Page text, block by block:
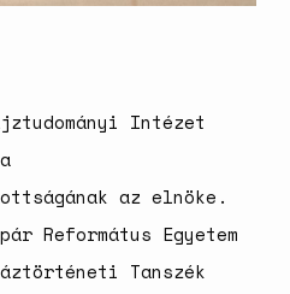
Intézet
az elnöke.
Református Egyetem
Tanszék